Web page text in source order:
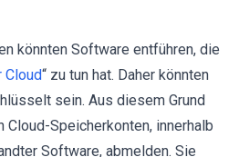
könnten Software entführen, die
Cloud“ zu tun hat. Daher könnten
sein. Aus diesem Grund
Speicherkonten, innerhalb
Software, abmelden. Sie